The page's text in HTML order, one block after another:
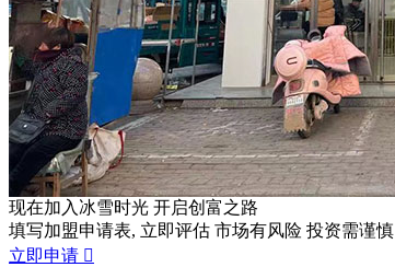
现在加入冰雪时光 开启创富之路
填写加盟申请表, 立即评估 市场有风险 投资需谨慎
立即申请 